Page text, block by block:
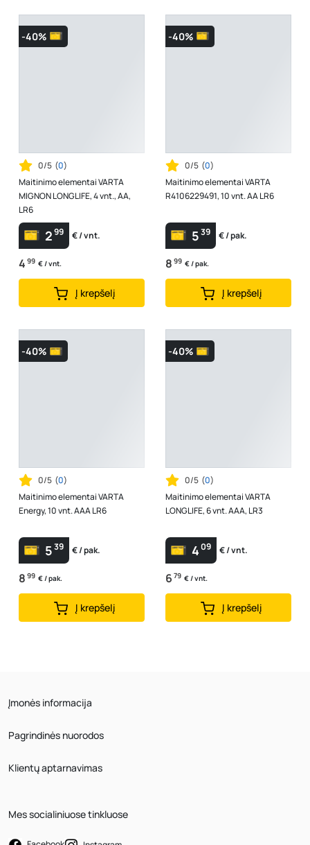
-40%
0/5 (0)
Maitinimo elementai VARTA
MIGNON LONGLIFE, 4 vnt., AA,
LR6
299 € / vnt.
4 99 € / vnt.
Į krepšelį
-40%
0/5 (0)
Maitinimo elementai VARTA
R4106229491, 10 vnt. AA LR6
539 € / pak.
8 99 € / pak.
Į krepšelį
-40%
0/5 (0)
Maitinimo elementai VARTA
Energy, 10 vnt. AAA LR6
539 € / pak.
8 99 € / pak.
Į krepšelį
-40%
0/5 (0)
Maitinimo elementai VARTA
LONGLIFE, 6 vnt. AAA, LR3
409 € / vnt.
6 79 € / vnt.
Į krepšelį
Įmonės informacija
Pagrindinės nuorodos
Klientų aptarnavimas
Mes socialiniuose tinkluose